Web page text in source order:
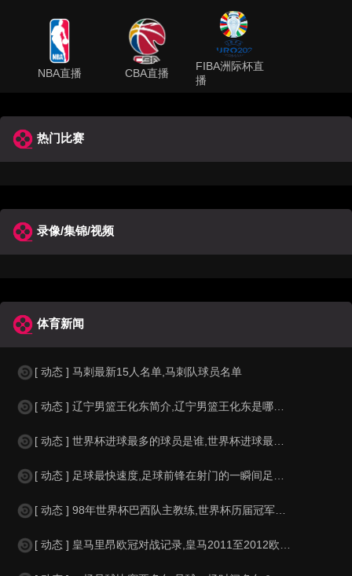
NBA直播 CBA直播
FIBA洲际杯直
播
热门比赛
录像/集锦/视频
体育新闻
[ 动态 ] 马刺最新15人名单,马刺队球员名单
[ 动态 ] 辽宁男篮王化东简介,辽宁男篮王化东是哪里人？
[ 动态 ] 世界杯进球最多的球员是谁,世界杯进球最多的球员是谁？
[ 动态 ] 足球最快速度,足球前锋在射门的一瞬间足球的速度有多快？？
[ 动态 ] 98年世界杯巴西队主教练,世界杯历届冠军球队教练
[ 动态 ] 皇马里昂欧冠对战记录,皇马2011至2012欧冠赛程&nbs